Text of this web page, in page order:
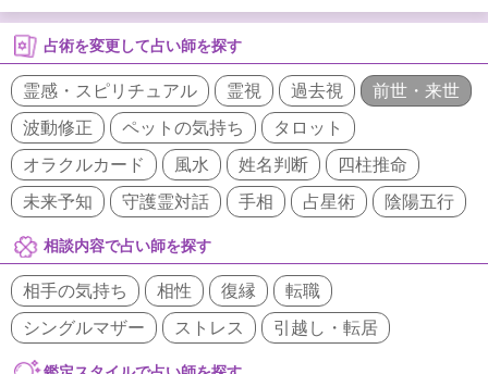
占術を変更して占い師を探す
霊感・スピリチュアル 霊視 過去視
前世・来世
波動修正
ペットの気持ち
タロット
オラクルカード
風水 姓名判断
四柱推命
未来予知
守護霊対話 手相 占星術 陰陽五行
相談内容で占い師を探す
相手の気持ち 相性 復縁
転職
シングルマザー
ストレス 引越し・転居